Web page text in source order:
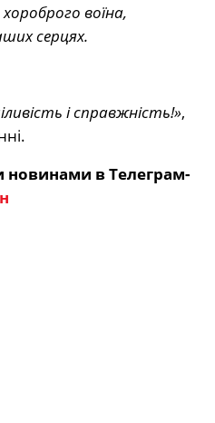
воїна,
серцях.
і справжність!»,
новинами в Телеграм-